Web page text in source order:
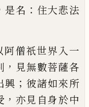
是名 ： 住大悲法
阿僧祇世界入一
， 見無數菩薩各
興 ； 彼諸如來所
， 亦見自身於中